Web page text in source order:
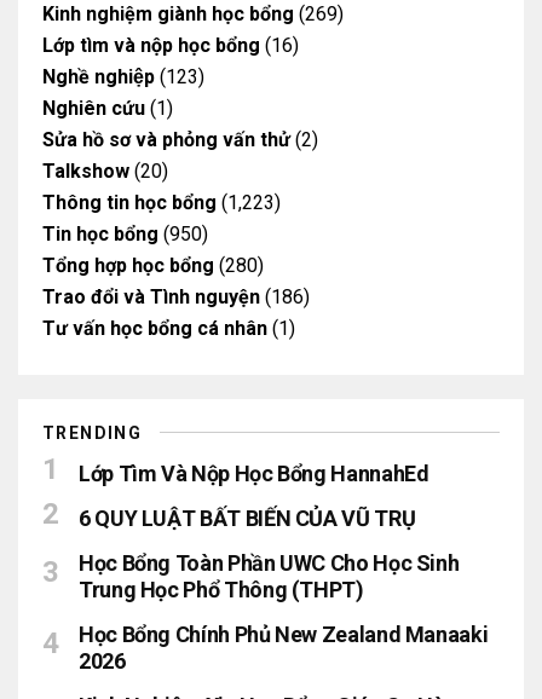
Kinh nghiệm giành học bổng (269)
Lớp tìm và nộp học bổng (16)
Nghề nghiệp (123)
Nghiên cứu (1)
Sửa hồ sơ và phỏng vấn thử(2)
Talkshow (20)
Thông tin học bổng (1,223)
Tin học bổng (950)
Tổng hợp học bổng (280)
Trao đổi và Tình nguyện (186)
Tư vấn học bổng cá nhân (1)
TRENDING
Lớp Tìm Và Nộp Học Bổng HannahEd
6 QUY LUẬT BẤT BIẾN CỦA VŨ TRỤ
Học Bổng Toàn Phần UWC Cho Học Sinh
Trung Học Phổ Thông (THPT)
Học Bổng Chính Phủ New Zealand Manaaki
2026